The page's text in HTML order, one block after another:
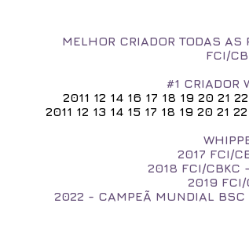
MELHOR CRIADOR TODAS
FCI/
#1 CRIADOR
2011 12 14 16 17 18 19 20 21
2011 12 13 14 15 17 18 19 20 21
2017 FCI/
2018 FCI/
2019 FCI/
2022 - CAMPEÃ MUNDIAL